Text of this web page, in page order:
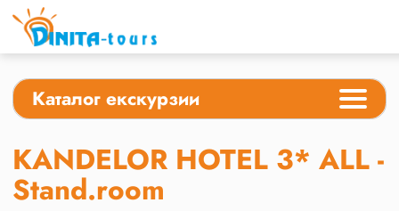
Каталог екскурзии
KANDELOR HOTEL 3* ALL -
Stand.room